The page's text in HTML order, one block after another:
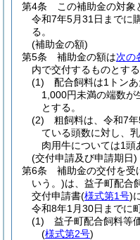
第4条
この補助金の対象
令和7年5月31日までに
る。
(補助金の額)
第5条
補助金の額は次の
内で交付するものとする
(1)
配合飼料は1トン
1,000円未満の端数が
とする。
(2)
粗飼料は、令和7
ている頭数に対し、
肉用牛については1頭
(交付申請及び申請期日)
第6条
補助金の交付を受
いう。)は、益子町配合
交付申請書(様式第1号)
令和8年1月30日までに
(1)
益子町配合飼料等
(様式第2号)